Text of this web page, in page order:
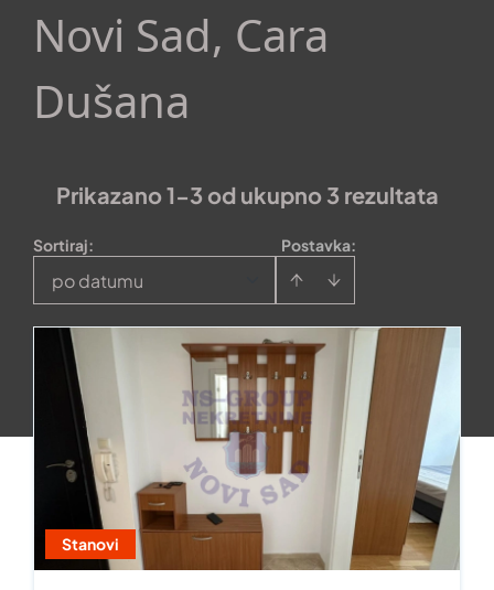
Novi Sad, Cara
Dušana
Prikazano 1-3 od ukupno 3 rezultata
Postavka:
Sortiraj:
po datumu
Stanovi